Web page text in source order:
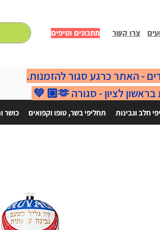
מתכונים וטיפים צרו קשר
חלב וגבינות תחליפי בשר, טופו וקפואים כושר
- האתר כרגע סגור להזמנות.
לציון - סגורה 🫶🏼 💚